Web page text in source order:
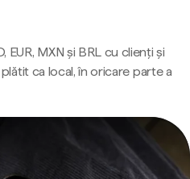
EUR, MXN și BRL cu clienți și
ca local, în oricare parte a